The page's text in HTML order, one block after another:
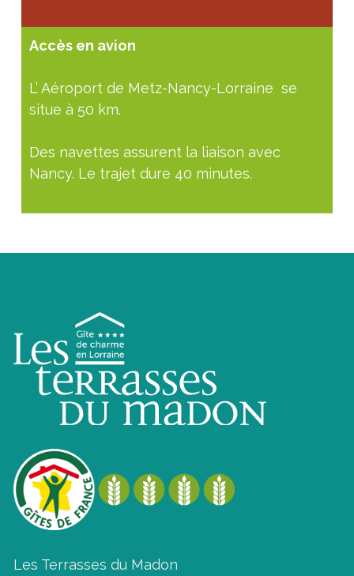
Accès en avion
L’ Aéroport de Metz-Nancy-Lorraine se
situe à 50 km.
Des navettes assurent la liaison avec
Nancy. Le trajet dure 40 minutes.
Les Terrasses du Madon